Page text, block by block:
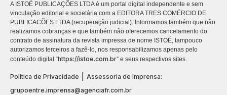
A ISTOÉ PUBLICAÇÕES LTDA é um portal digital independente e sem
vinculação editorial e societária com a EDITORA TRES COMÉRCIO DE
PUBLICACÕES LTDA (recuperação judicial). Informamos também que não
realizamos cobranças e que também não oferecemos cancelamento do
contrato de assinatura da revista impressa de nome ISTOÉ, tampouco
autorizamos terceiros a fazê-lo, nos responsabilizamos apenas pelo
conteúdo digital “https://istoe.com.br” e seus respectivos sites.
Política de Privacidade
Assessoria de Imprensa:
grupoentre.imprensa@agenciafr.com.br